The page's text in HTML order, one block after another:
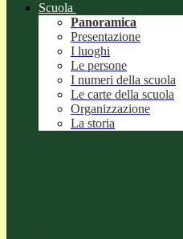
Scuola
Panoramica
Presentazione
I luoghi
Le persone
I numeri della scuola
Le carte della scuola
Organizzazione
La storia